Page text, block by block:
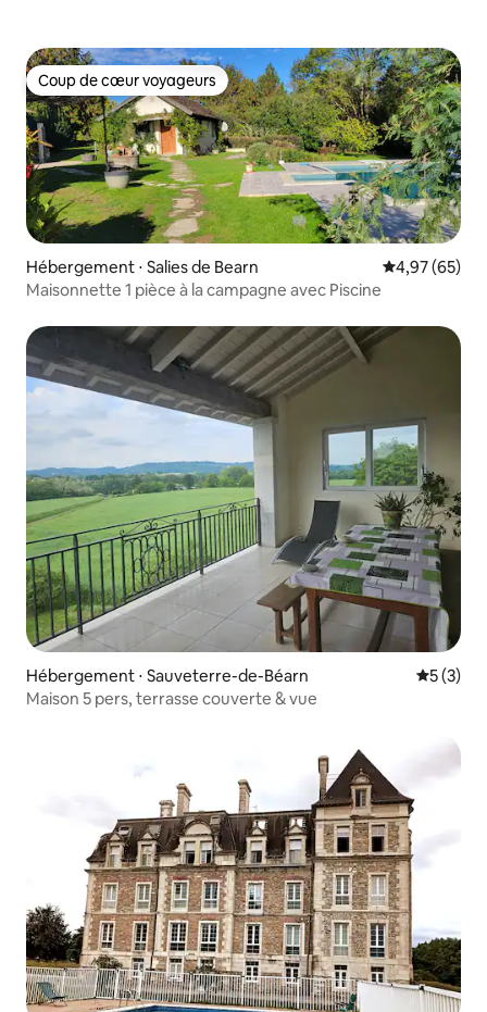
Coup de cœur voyageurs
Coup de cœur voyageurs
Hébergement ⋅ Salies de Bearn Évaluation
4,97 (65)
Maisonnette 1 pièce à la campagne avec Piscine
Hébergement ⋅ Sauveterre-de-Béarn
5 (3)
Maison 5 pers, terrasse couverte & vue